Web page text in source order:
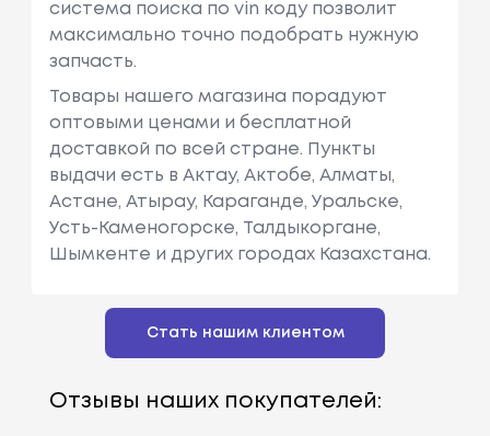
система поиска по vin коду позволит
максимально точно подобрать нужную
запчасть.
Товары нашего магазина порадуют
оптовыми ценами и бесплатной
доставкой по всей стране. Пункты
выдачи есть в Актау, Актобе, Алматы,
Астане, Атырау, Караганде, Уральске,
Усть-Каменогорске, Талдыкоргане,
Шымкенте и других городах Казахстана.
Стать нашим клиентом
Отзывы наших покупателей: